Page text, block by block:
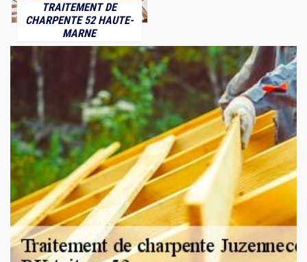
TRAITEMENT DE
CHARPENTE 52 HAUTE-
MARNE